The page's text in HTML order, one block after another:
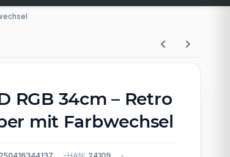
RGB 34cm – Retro
mit Farbwechsel